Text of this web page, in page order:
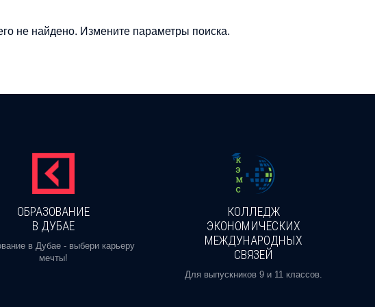
не найдено. Измените параметры поиска.
ОБРАЗОВАНИЕ
В ДУБАЕ
в Дубае - выбери карьеру
мечты!
КОЛЛЕДЖ
ЭКОНОМИЧЕСКИХ
МЕЖДУНАРОДНЫХ
СВЯЗЕЙ
Для выпускников 9 и 11 классов.